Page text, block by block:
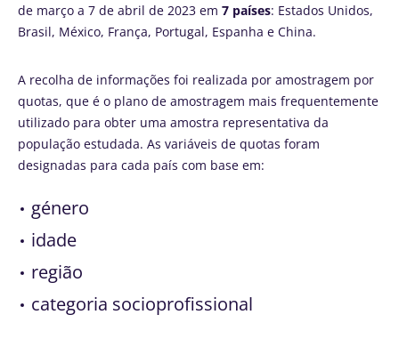
de março a 7 de abril de 2023 em 7 países: Estados Unidos,
Brasil, México, França, Portugal, Espanha e China.
A recolha de informações foi realizada por amostragem por
quotas, que é o plano de amostragem mais frequentemente
utilizado para obter uma amostra representativa da
população estudada. As variáveis de quotas foram
designadas para cada país com base em:
género
idade
região
categoria socioprofissional